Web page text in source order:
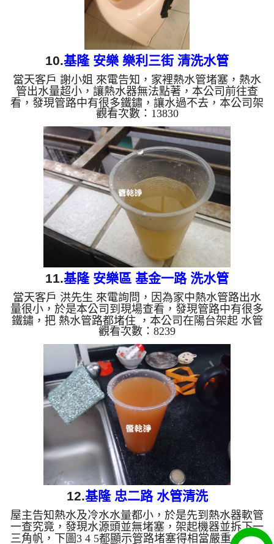
10.基隆 安樂 樂利三街 清洗水管
當天客戶 謝小姐 來電告知，家裡熱水管堵塞，熱水
管出水量超小，讓熱水器無法點著，本公司前往查
看，發現管路中有很多鐵鏽，讓水過不去，本公司架
設起 水管清洗機 ，並開始 洗水管 ， 過程中 不斷的
噴出髒水，如下影片， 水管清洗 沒一會，管路堵住
了，於是改用特殊工法來 清洗水管 ，約兩個小時，
水管終於能正常出水，客戶非常高興，可以洗澡了。
清洗水管, 水管清洗, 洗水管, 熱水管堵塞, 熱水忽冷忽
熱 ...
觀看次數：13830
11.基隆 安樂區 基金一路 洗水管
當天客戶 洪先生 來電詢問，因為家中熱水管路出水
量很小，於是本公司到現場查看，發現管路中有很多
鐵鏽，把 熱水管路都堵住 ，本公司在陽台架起 水管
清洗機 ，開始 洗水管 ，水龍頭不斷溢出鐵鏽水 ，如
下影片， 清洗二個小時，管路裡的鐵鏽終於清洗乾
淨，熱水管路也出水正常了。 清洗水管,水管清洗, 洗
水管, 熱水管堵塞, 熱水忽冷忽熱 ...
觀看次數：8239
12.基隆 忠二路 水管清洗
屋主告知熱水及冷水水量都小，於是先到熱水器軟管
一查究竟，發現水源頭並無堵塞，架起機器並拆下一
三角帆，下圖3 4 5都顯示管路堵塞得相當嚴重，所以